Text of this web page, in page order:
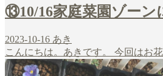
⑬10/16家庭菜園ゾーン
2023-10-16 あき
こんにちは。あきです。 今回はお